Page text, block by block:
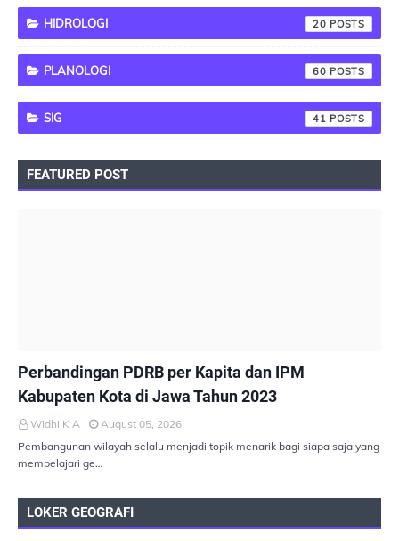
HIDROLOGI 20
PLANOLOGI 60
SIG 41
FEATURED POST
Perbandingan PDRB per Kapita dan IPM
Kabupaten Kota di Jawa Tahun 2023
Widhi K A
August 05, 2026
Pembangunan wilayah selalu menjadi topik menarik bagi siapa saja yang
mempelajari ge…
LOKER GEOGRAFI